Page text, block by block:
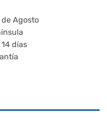
de Agosto
días